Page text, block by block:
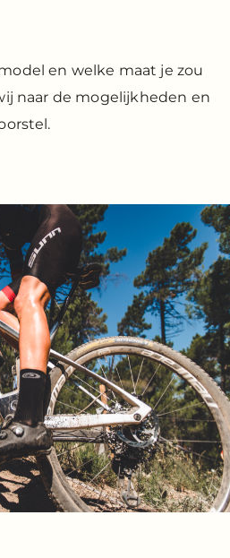
en welke maat je zou
naar de mogelijkheden en